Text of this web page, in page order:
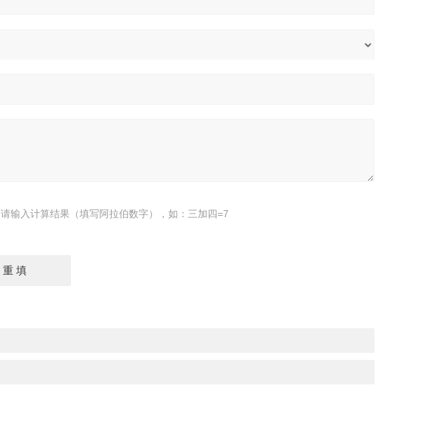
请输入计算结果（填写阿拉伯数字），如：三加四=7